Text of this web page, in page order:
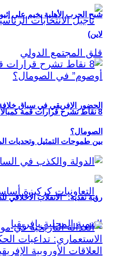
الحضور الإفريقي في سباق خلافة
بين طموحات التمثيل وتحديات
شبح الحرب الأهلية يخيم على
لاين)
8 نقاط تشرح قرارات قمة
الصومال؟
رؤية نقدية: “الانقلاب الأخلاقي